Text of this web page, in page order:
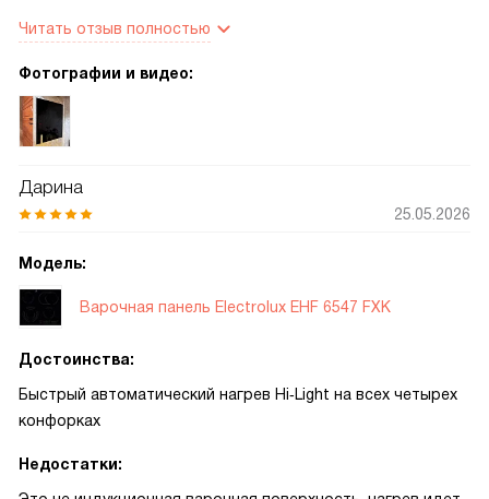
и это заметно при утренней спешке и при семейных
ужинах. Сенсорное управление простое — настраивать
помогает вечером. Автоматика закипания реально
облегчает заботы: можно заняться другим, пока вода не
быстрого разогрева выручает, когда нужно быстро
вскипятить воду или разогреть сковороду, а режим
время отвлечься и вернуться к готовке. Особенно
понравилась индикация остаточного тепла — видно,
какие зоны ещё горячие, это добавляет безопасности.
Управление вытяжкой по беспроводной связке работает
подстраивается под режим приготовления, и кухонный
воздух становится чище без лишних манипуляций.
Читать отзыв полностью
Фотографии и видео:
Дарина
25.05.2026
Модель:
Варочная панель Electrolux EHF 6547 FXK
Достоинства:
Быстрый автоматический нагрев Hi‑Light на всех четырех
конфорках
Недостатки: